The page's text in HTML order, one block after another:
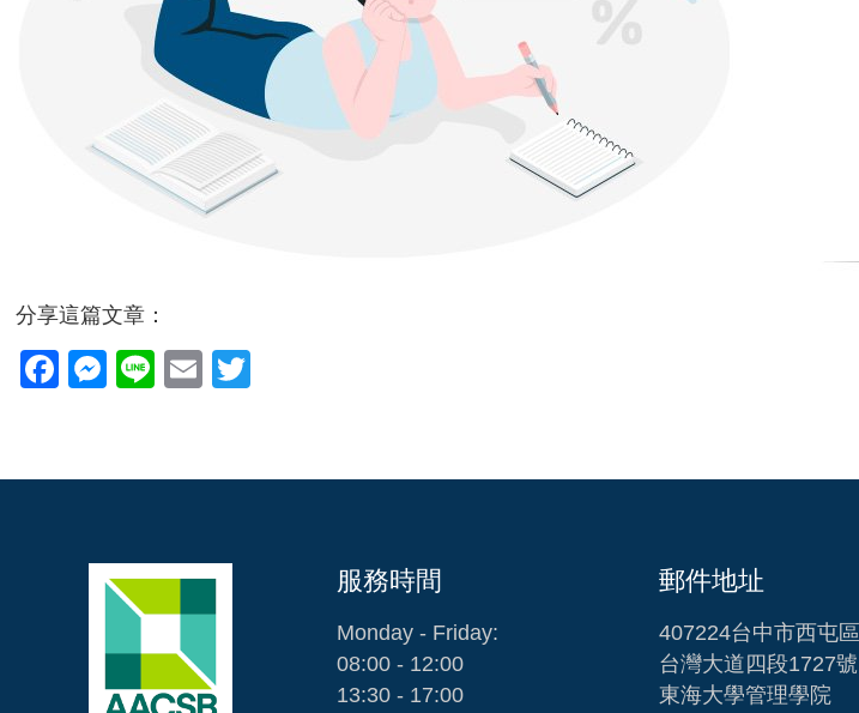
分享這篇文章：
Facebook
Messenger
LineEmail
服務時間
Monday - Friday:
08:00 - 12:00
13:30 - 17:00
郵件地址
407224台中市西屯區
台灣大道四段1727號
東海大學管理學院